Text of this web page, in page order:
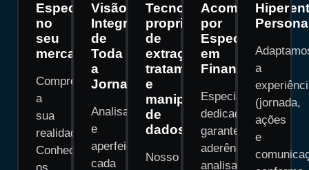
Especialização
no
seu
mercado
Compreendemos
a
sua
realidade.
Conhecemos
Visão
Integrada
de
Toda
a
Jornada
Analisamos
e
aperfeiçoamos
cada
Tecnologia
proprietária
de
extração,
tratamento
e
manipulação
de
dados.
Nosso
por
Especialistas
em
Finanças
Especialistas
dedicados
garantem
aderência,
analisam
Hiper
a
(jornada,
ações
e